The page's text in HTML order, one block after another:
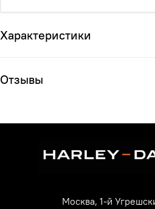
Характеристики
Отзывы
Москва, 1-й